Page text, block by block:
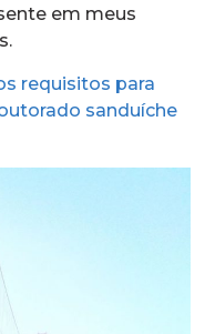
em meus
requisitos para
sanduíche